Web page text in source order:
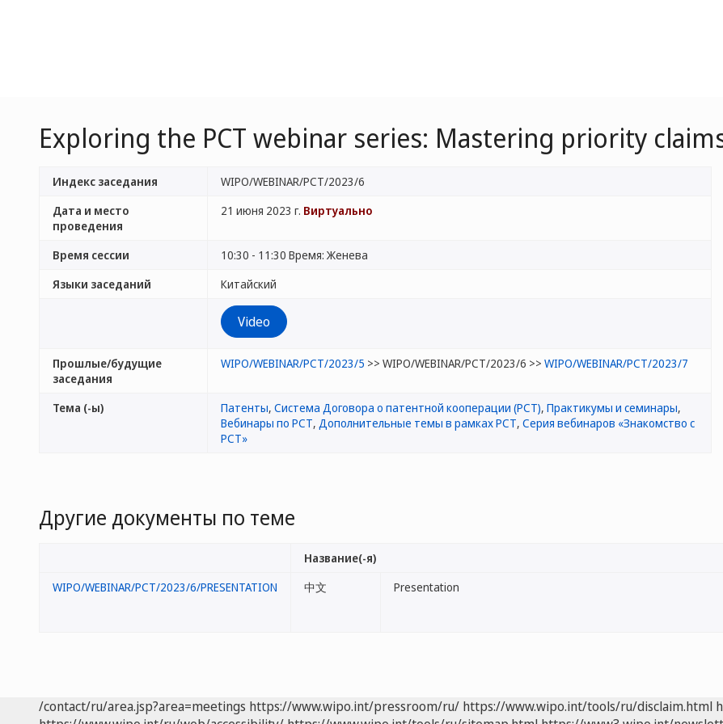
Exploring the PCT webinar series: Mastering priority
Индекс заседания
WIPO/WEBINAR/PCT/2023/6
Дата и место
проведения
21 июня 2023 г. Виртуально
Время сессии
10:30 - 11:30 Время: Женева
Языки заседаний
Китайский
Video
Прошлые/будущие
заседания
WIPO/WEBINAR/PCT/2023/5 >> WIPO/WEBINAR/PCT/2023/6 >> WIPO/WEBINAR/PCT/2023/7
Тема (-ы) Патенты, Система Договора о патентной кооперации (РСТ), Практикумы и семинары,
Вебинары по РСТ, Дополнительные темы в рамках РСТ, Серия вебинаров «Знакомство с
PCT»
Другие документы по теме
Название(-я)
WIPO/WEBINAR/PCT/2023/6/PRESENTATION
中文 Presentation
/contact/ru/area.jsp?area=meetings https://www.wipo.int/pressroom/ru/ https://www.wipo.int/tools/ru/disclaim.html